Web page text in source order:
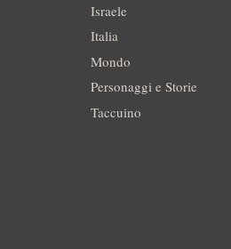
Israele
Italia
Mondo
Personaggi e Storie
Taccuino